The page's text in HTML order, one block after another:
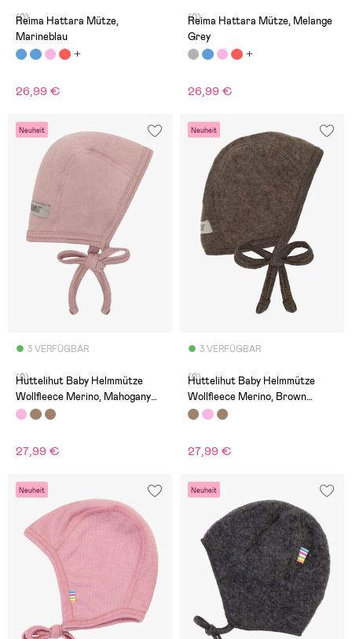
(0)
Reima Hattara Mütze,
Marineblau
26,99 €
(0)
Reima Hattara Mütze, Melange
Grey
26,99 €
Neuheit
3 VERFÜGBAR
(0)
Huttelihut Baby Helmmütze
Wollfleece Merino, Mahogany
Rose
27,99 €
Neuheit
3 VERFÜGBAR
(0)
Huttelihut Baby Helmmütze
Wollfleece Merino, Brown
Melange
27,99 €
Neuheit Neuheit